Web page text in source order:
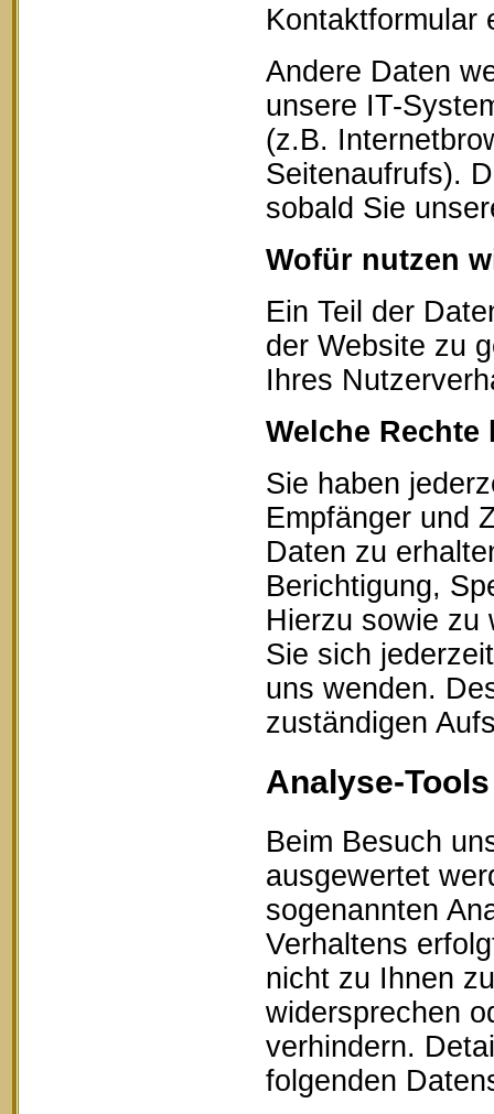
Kontaktformular
Andere Daten
unsere IT-
(z.B.
Seitenaufrufs).
sobald Sie
Wofür nutzen
Ein Teil der
der Website zu
Ihres
Welche
Sie haben
Empfänger und
Daten zu
Berichtigung,
Hierzu sowie zu
Sie sich
uns wenden.
zuständigen
Analyse-
Beim Besuch
ausgewertet
sogenannten
Verhaltens
nicht zu Ihnen
widersprechen
verhindern.
folgenden